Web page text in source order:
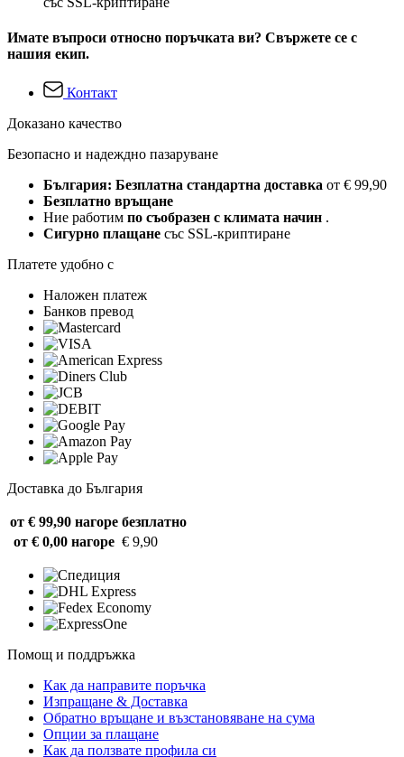
Имате въпроси относно поръчката ви? Свържете се с
нашия екип.
Контакт
Доказано качество
Безопасно и надеждно пазаруване
България: Безплатна стандартна доставка от € 99,90
Безплатно връщане
Ние работим по съобразен с климата начин .
Сигурно плащане със SSL-криптиране
Платете удобно с
Наложен платеж
Банков превод
Доставка до България
от € 99,90 нагоре безплатно
от € 0,00 нагоре € 9,90
Помощ и поддръжка
Как да направите поръчка
Изпращане & Доставка
Обратно връщане и възстановяване на сума
Опции за плащане
Как да ползвате профила си